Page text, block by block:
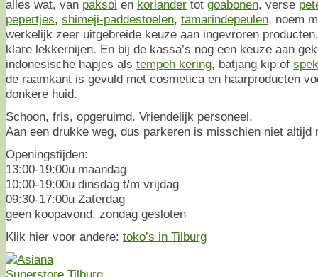
alles wat, van paksoi en koriander tot goabonen, verse
pepertjes, shimeji-paddestoelen, tamarindepeulen, noem
werkelijk zeer uitgebreide keuze aan ingevroren
klare lekkernijen. En bij de kassa’s nog een keuze aan
indonesische hapjes als tempeh kering, batjang kip of
de raamkant is gevuld met cosmetica en haarproducten
donkere huid.
Schoon, fris, opgeruimd. Vriendelijk personeel.
Aan een drukke weg, dus parkeren is misschien niet altijd
Openingstijden:
13:00-19:00u maandag
10:00-19:00u dinsdag t/m vrijdag
09:30-17:00u Zaterdag
geen koopavond, zondag gesloten
Klik hier voor andere: toko’s in Tilburg